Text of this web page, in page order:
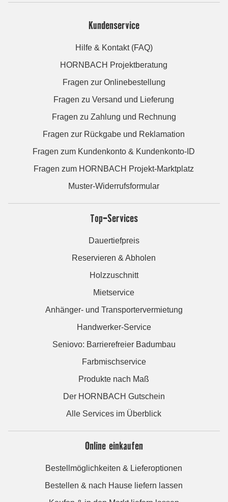
Kundenservice
Hilfe & Kontakt (FAQ)
HORNBACH Projektberatung
Fragen zur Onlinebestellung
Fragen zu Versand und Lieferung
Fragen zu Zahlung und Rechnung
Fragen zur Rückgabe und Reklamation
Fragen zum Kundenkonto & Kundenkonto-ID
Fragen zum HORNBACH Projekt-Marktplatz
Muster-Widerrufsformular
Top-Services
Dauertiefpreis
Reservieren & Abholen
Holzzuschnitt
Mietservice
Anhänger- und Transportervermietung
Handwerker-Service
Seniovo: Barrierefreier Badumbau
Farbmischservice
Produkte nach Maß
Der HORNBACH Gutschein
Alle Services im Überblick
Online einkaufen
Bestellmöglichkeiten & Lieferoptionen
Bestellen & nach Hause liefern lassen